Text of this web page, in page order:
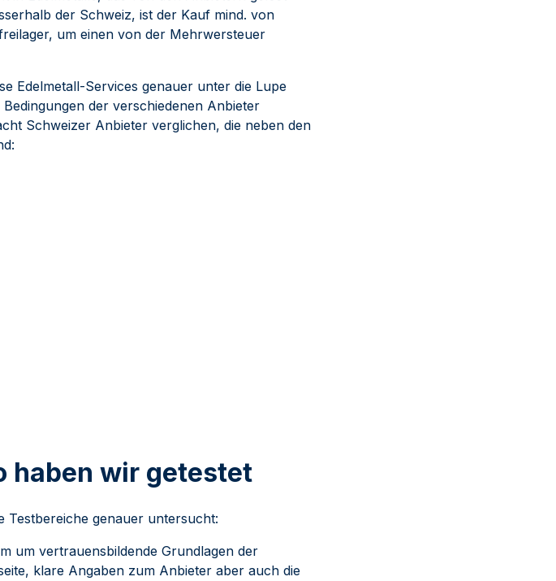
der Schweiz, ist der Kauf mind. von
um einen von der Mehrwersteuer
Edelmetall-Services genauer unter die Lupe
der verschiedenen Anbieter
Schweizer Anbieter verglichen, die neben den
haben wir getestet
Testbereiche genauer untersucht:
um vertrauensbildende Grundlagen der
klare Angaben zum Anbieter aber auch die